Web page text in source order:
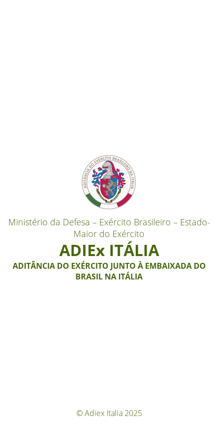
Ministério da Defesa – Exército Brasileiro – Estado-
Maior do Exército
ADIEx ITÁLIA
ADITÂNCIA DO EXÉRCITO JUNTO À EMBAIXADA DO
BRASIL NA ITÁLIA
© Adiex Italia 2025